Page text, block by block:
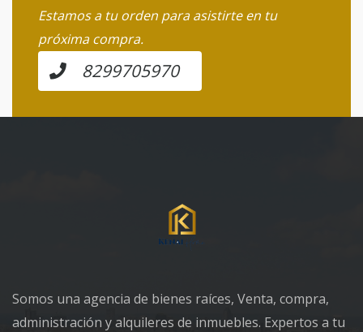
Estamos a tu orden para asistirte en tu
próxima compra.
8299705970
Somos una agencia de bienes raíces, Venta, compra,
administración y alquileres de inmuebles. Expertos a tu